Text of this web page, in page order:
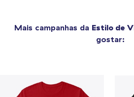
Mais campanhas da Estilo de
gostar: